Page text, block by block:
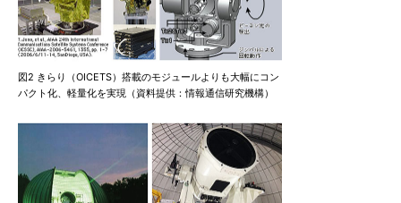
図2 きらり（OICETS）搭載のモジュールよりも大幅にコン
パクト化、軽量化を実現（資料提供：情報通信研究機構）